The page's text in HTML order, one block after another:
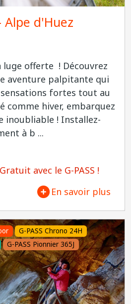
Alpe d'Huez
luge offerte ! Découvrez
aventure palpitante qui
fortes tout au
comme hiver, embarquez
inoubliable ! Installez-
à b ...
Gratuit avec le G-PASS !
En savoir plus
G-PASS Chrono 24H
G-PASS Pionnier 365J